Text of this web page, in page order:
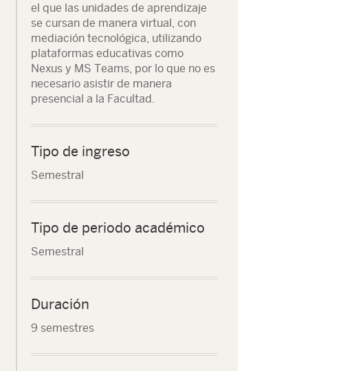
el que las unidades de aprendizaje
se cursan de manera virtual, con
mediación tecnológica, utilizando
plataformas educativas como
Nexus y MS Teams, por lo que no es
necesario asistir de manera
presencial a la Facultad.
Tipo de ingreso
Semestral
Tipo de periodo académico
Semestral
Duración
9 semestres